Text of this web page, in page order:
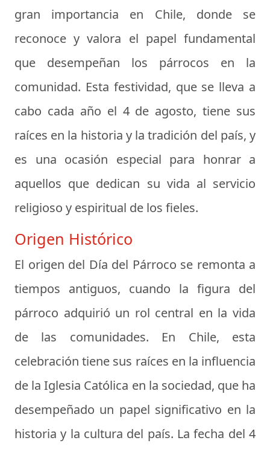
gran importancia en Chile, donde se
reconoce y valora el papel fundamental
que desempeñan los párrocos en la
comunidad. Esta festividad, que se lleva a
cabo cada año el 4 de agosto, tiene sus
raíces en la historia y la tradición del país, y
es una ocasión especial para honrar a
aquellos que dedican su vida al servicio
religioso y espiritual de los fieles.
Origen Histórico
El origen del Día del Párroco se remonta a
tiempos antiguos, cuando la figura del
párroco adquirió un rol central en la vida
de las comunidades. En Chile, esta
celebración tiene sus raíces en la influencia
de la Iglesia Católica en la sociedad, que ha
desempeñado un papel significativo en la
historia y la cultura del país. La fecha del 4